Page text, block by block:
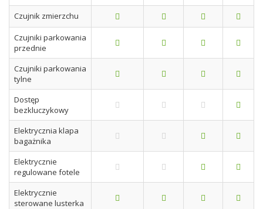
Czujnik zmierzchu
Czujniki parkowania
przednie
Czujniki parkowania
tylne
Dostęp
bezkluczykowy
Elektrycznia klapa
bagażnika
Elektrycznie
regulowane fotele
Elektrycznie
sterowane lusterka